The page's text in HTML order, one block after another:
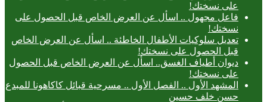
على نسختك!
فاعل مجهول .. اسأل عن العرض الخاص قبل الحصول على
نسختك!
تعديل سلوكيات الأطفال الخاطئة .. اسأل عن العرض الخاص
قبل الحصول على نسختك!
ديوان أطياف الغسق.. اسأل عن العرض الخاص قبل الحصول
على نسختك!
المشهد الأول .. الفصل الأول .. مسرحية قبائل كاكاهونا للمبدع
حسن خلف حسين